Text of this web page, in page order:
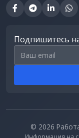
Подпишитесь
Email для
© 2026